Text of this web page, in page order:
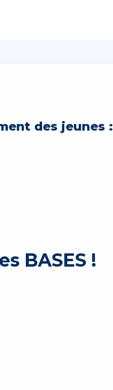
des jeunes :
BASES !